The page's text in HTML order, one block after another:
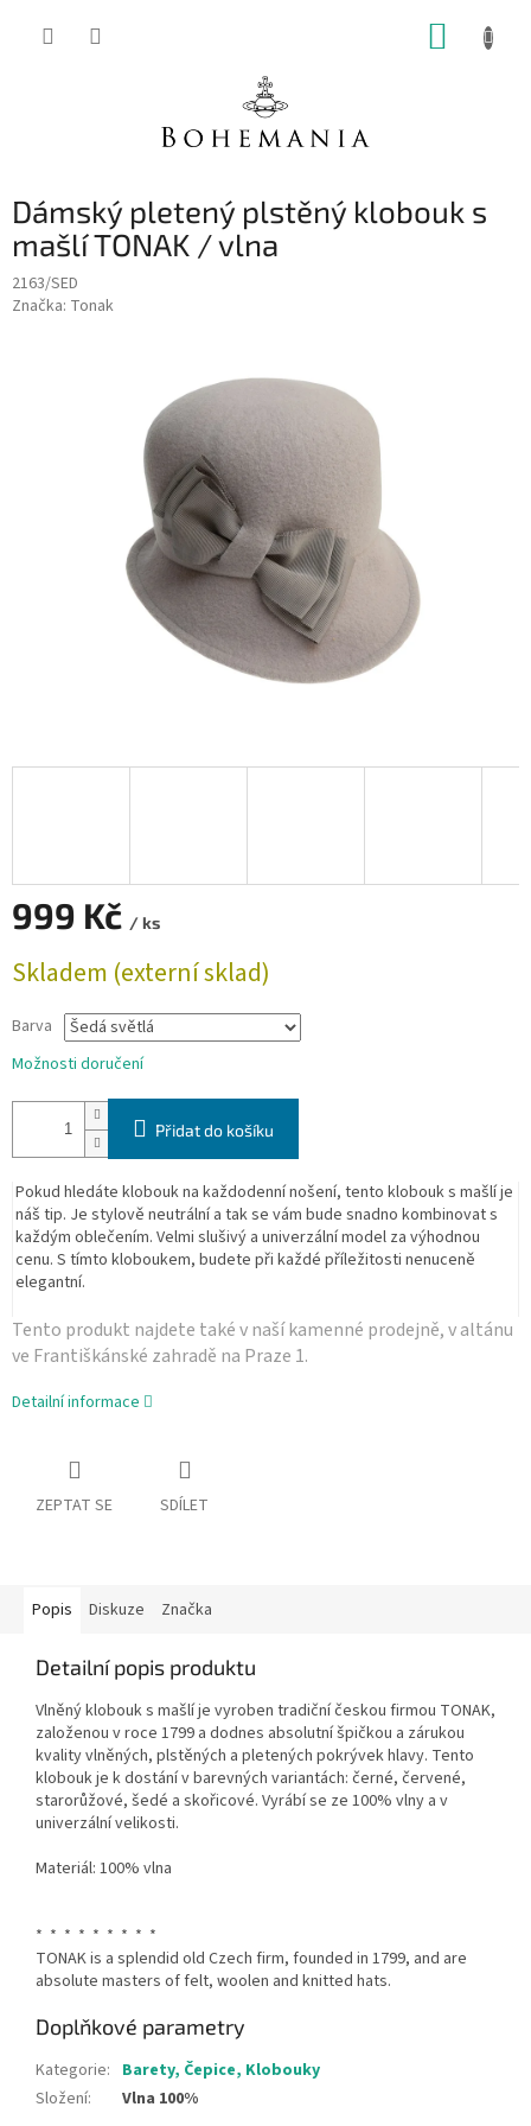
Dámský pletený plstěný klobouk s
mašlí TONAK / vlna
2163/SED
Značka: Tonak
999 Kč / ks
cena:
Skladem (externí sklad)
Barva
Možnosti doručení
Přidat do košíku
Pokud hledáte klobouk na každodenní nošení, tento klobouk s mašlí je
náš tip. Je stylově neutrální a tak se vám bude snadno kombinovat s
každým oblečením. Velmi slušivý a univerzální model za výhodnou
cenu. S tímto kloboukem, budete při každé příležitosti nenuceně
elegantní.
Tento produkt najdete také v naší­ kamenné prodejně, v altánu
ve Františkánské zahradě na Praze 1.
Detailní informace
ZEPTAT SE SDÍLET
Popis Diskuze Značka
Detailní popis produktu
Vlněný klobouk s mašlí je vyroben tradiční českou firmou TONAK,
založenou v roce 1799 a dodnes absolutní špičkou a zárukou
kvality vlněných, plstěných a pletených pokrývek hlavy. Tento
klobouk je k dostání v barevných variantách: černé, červené,
starorůžové, šedé a skořicové. Vyrábí se ze 100% vlny a v
univerzální velikosti.
Materiál: 100% vlna
* * * * * * * * *
TONAK is a splendid old Czech firm, founded in 1799, and are
absolute masters of felt, woolen and knitted hats.
Doplňkové parametry
Kategorie: Barety, Čepice, Klobouky
Složení: Vlna 100%